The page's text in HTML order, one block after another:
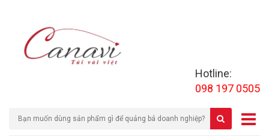
Hotline:
098 197 0505